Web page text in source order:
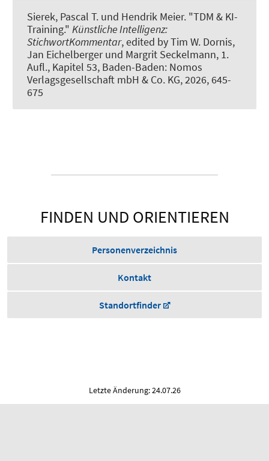
Sierek, Pascal T. und Hendrik Meier. "TDM & KI-
Training." Künstliche Intelligenz:
StichwortKommentar, edited by Tim W. Dornis,
Jan Eichelberger und Margrit Seckelmann, 1.
Aufl., Kapitel 53, Baden-Baden: Nomos
Verlagsgesellschaft mbH & Co. KG, 2026, 645-
675
FINDEN UND ORIENTIEREN
Personenverzeichnis
Kontakt
Standortfinder
Letzte Änderung: 24.07.26